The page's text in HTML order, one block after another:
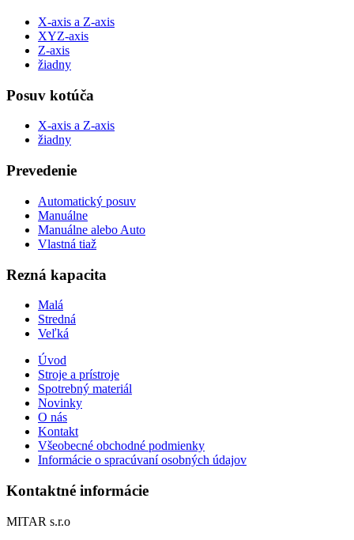
X-axis a Z-axis
XYZ-axis
Z-axis
žiadny
Posuv kotúča
X-axis a Z-axis
žiadny
Prevedenie
Automatický posuv
Manuálne
Manuálne alebo Auto
Vlastná tiaž
Rezná kapacita
Malá
Stredná
Veľká
Úvod
Stroje a prístroje
Spotrebný materiál
Novinky
O nás
Kontakt
Všeobecné obchodné podmienky
Informácie o spracúvaní osobných údajov
Kontaktné informácie
MITAR s.r.o